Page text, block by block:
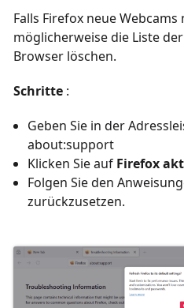
Falls Firefox neue
möglicherweise die Liste
Browser löschen.
Schritte :
Geben Sie in der
about:support
Klicken Sie auf Firefox
Folgen Sie den
zurückzusetzen.